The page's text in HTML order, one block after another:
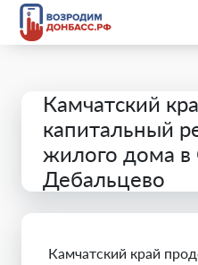
Камчатский
капитальный
жилого дома в
Дебальцево
Камчатский край